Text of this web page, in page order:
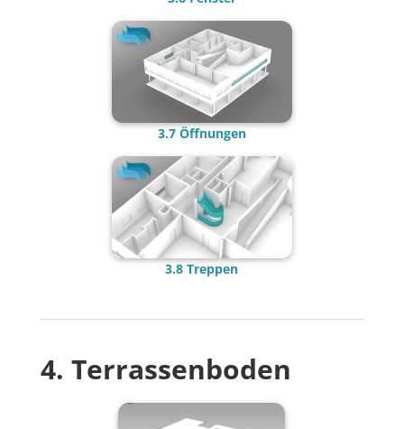
3.7 Öffnungen
3.8 Treppen
4. Terrassenboden